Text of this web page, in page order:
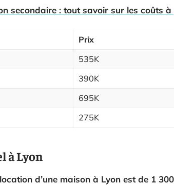
secondaire : tout savoir sur les coûts à
Prix
535K
390K
695K
275K
à Lyon
d’une maison à Lyon est de 1